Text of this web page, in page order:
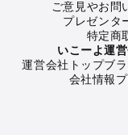
新大阪・江坂・十三
大阪の定番お出か
大阪の遊園地
大阪の動物園
ご意見やお問
プレゼンタ
特定商
いこーよ運
運営会社トップブ
会社情報